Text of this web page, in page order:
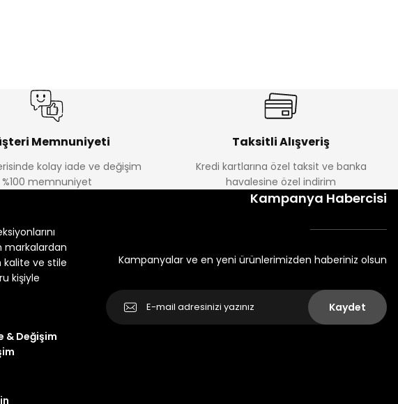
Memnuniyeti
kolay iade ve değişim
%100 memnuniyet
Taksitli Alışveriş
Kredi kartlarına özel taksit ve banka
havalesine özel indirim
markalardan
kalite ve stile
kişiyle
& Değişim
Kampanya Habercisi
Kampanyalar ve en yeni ürünlerimizden haberiniz olsun
Kaydet